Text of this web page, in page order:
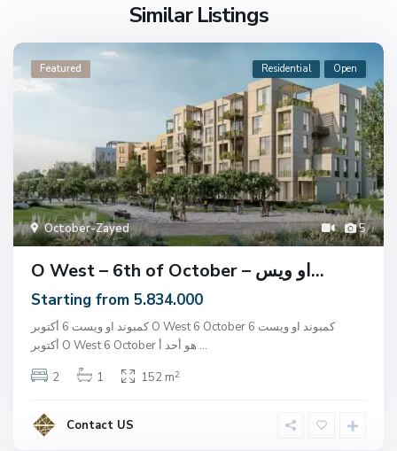
Similar Listings
5
October-Zayed
Featured Residential Open
O West – 6th of October – او ويس...
Starting from 5.834.000
كمبوند او ويست 6 أكتوبر O West 6 October كمبوند او ويست 6
...
2
1 152 m2
Contact US